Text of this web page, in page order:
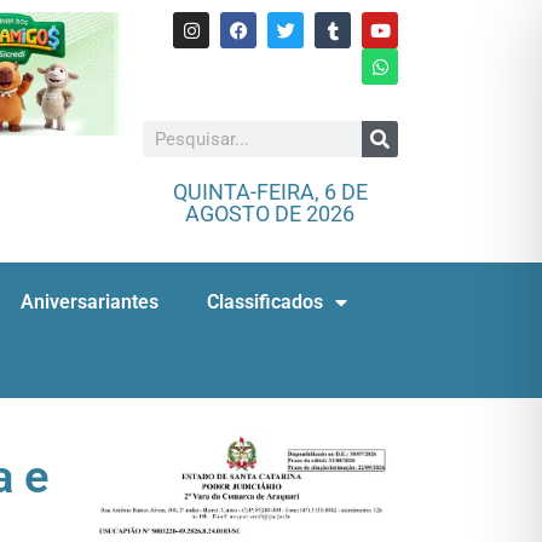
QUINTA-FEIRA, 6 DE
AGOSTO DE 2026
Aniversariantes Classificados
e